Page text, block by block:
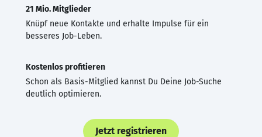
21 Mio. Mitglieder
Knüpf neue Kontakte und erhalte Impulse für ein
besseres Job-Leben.
Kostenlos profitieren
Schon als Basis-Mitglied kannst Du Deine Job-Suche
deutlich optimieren.
Jetzt registrieren